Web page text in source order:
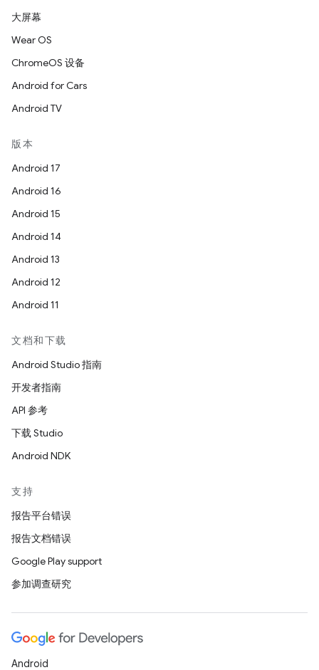
大屏幕
Wear OS
ChromeOS 设备
Android for Cars
Android TV
版本
Android 17
Android 16
Android 15
Android 14
Android 13
Android 12
Android 11
文档和下载
Android Studio 指南
开发者指南
API 参考
下载 Studio
Android NDK
支持
报告平台错误
报告文档错误
Google Play support
参加调查研究
Android